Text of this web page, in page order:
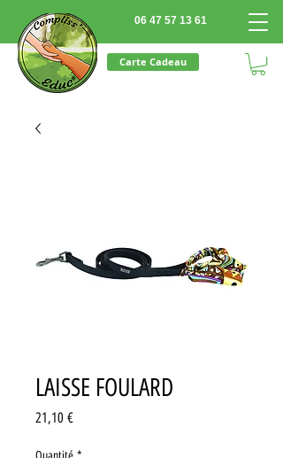
06 47 57 13 61
Carte Cadeau
LAISSE FOULARD
21,10 €Prix